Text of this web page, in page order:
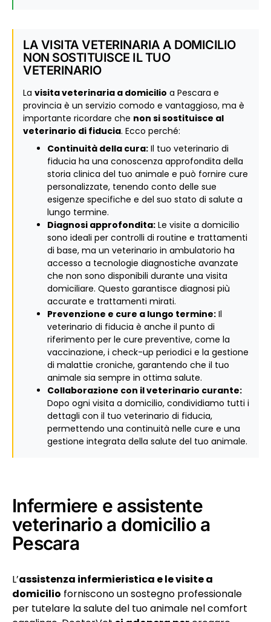
LA VISITA VETERINARIA A DOMICILIO
NON SOSTITUISCE IL TUO
VETERINARIO
La visita veterinaria a domicilio a Pescara e
provincia è un servizio comodo e vantaggioso, ma è
importante ricordare che non si sostituisce al
veterinario di fiducia. Ecco perché:
Continuità della cura: Il tuo veterinario di
fiducia ha una conoscenza approfondita della
storia clinica del tuo animale e può fornire cure
personalizzate, tenendo conto delle sue
esigenze specifiche e del suo stato di salute a
lungo termine.
Diagnosi approfondita: Le visite a domicilio
sono ideali per controlli di routine e trattamenti
di base, ma un veterinario in ambulatorio ha
accesso a tecnologie diagnostiche avanzate
che non sono disponibili durante una visita
domiciliare. Questo garantisce diagnosi più
accurate e trattamenti mirati.
Prevenzione e cure a lungo termine: Il
veterinario di fiducia è anche il punto di
riferimento per le cure preventive, come la
vaccinazione, i check-up periodici e la gestione
di malattie croniche, garantendo che il tuo
animale sia sempre in ottima salute.
Collaborazione con il veterinario curante:
Dopo ogni visita a domicilio, condividiamo tutti i
dettagli con il tuo veterinario di fiducia,
permettendo una continuità nelle cure e una
gestione integrata della salute del tuo animale.
Infermiere e assistente
veterinario a domicilio a
Pescara
L’assistenza infermieristica e le visite a
domicilio forniscono un sostegno professionale
per tutelare la salute del tuo animale nel comfort